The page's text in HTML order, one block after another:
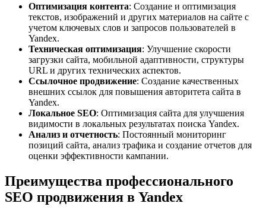
Оптимизация контента: Создание и оптимизация
текстов, изображений и других материалов на сайте с
учетом ключевых слов и запросов пользователей в
Yandex.
Техническая оптимизация: Улучшение скорости
загрузки сайта, мобильной адаптивности, структуры
URL и других технических аспектов.
Ссылочное продвижение: Создание качественных
внешних ссылок для повышения авторитета сайта в
Yandex.
Локальное SEO: Оптимизация сайта для улучшения
видимости в локальных результатах поиска Yandex.
Анализ и отчетность: Постоянный мониторинг
позиций сайта, анализ трафика и создание отчетов для
оценки эффективности кампании.
Преимущества профессионального
SEO продвижения в Yandex